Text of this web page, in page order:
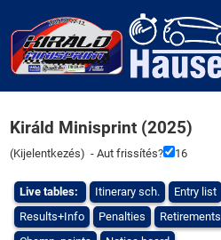
Királd Minisprint (2025)
(Kijelentkezés) - Aut frissítés? 16
Live tables: Itinerary sch. Entry list
Results+Info
Penalties Retirements